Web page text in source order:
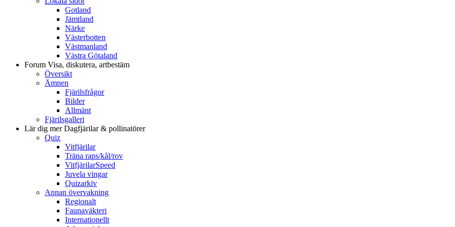
Gotland
Jämtland
Närke
Västerbotten
Västmanland
Västra Götaland
Forum Visa, diskutera, artbestäm
Översikt
Ämnen
Fjärilsfrågor
Bilder
Allmänt
Fjärilsgalleri
Lär dig merDagfjärilar & pollinatörer
Quiz
Vitfjärilar
Träna raps/kål/rov
VitfjärilarSpeed
Juvela vingar
Quizarkiv
Annan övervakning
Regionalt
Faunaväkteri
Internationellt